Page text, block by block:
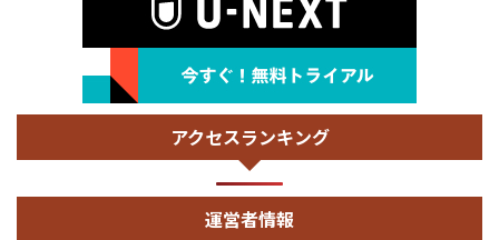
アクセスランキング
運営者情報